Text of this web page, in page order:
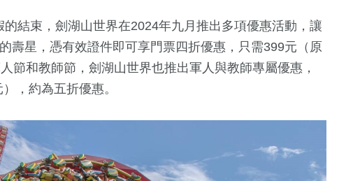
的結束，劍湖山世界在2024年九月推出多項優惠活動，讓
壽星，憑有效證件即可享門票四折優惠，只需399元（原
節和教師節，劍湖山世界也推出軍人與教師專屬優惠，
，約為五折優惠。
74+ 2268+ 118+ 6072 7588